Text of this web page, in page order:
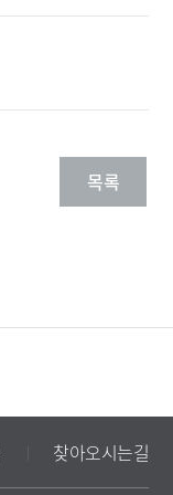
목록
찾아오시는길